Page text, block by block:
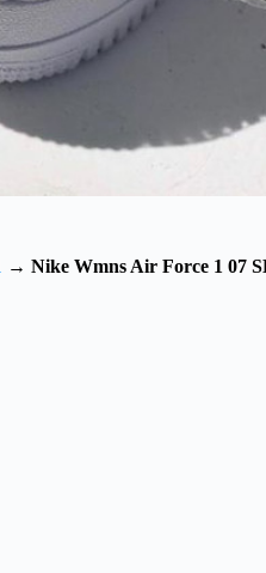
→ Nike Wmns Air Force 1 07